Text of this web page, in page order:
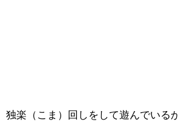
独楽（こま）回しをして遊んでいる